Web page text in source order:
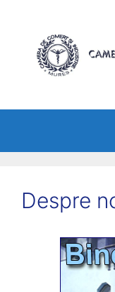
conținut
Despre